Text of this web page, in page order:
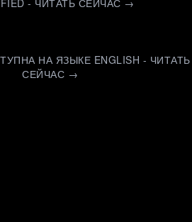
- ЧИТАТЬ СЕЙЧАС →
НА ЯЗЫКЕ ENGLISH - ЧИТАТЬ
СЕЙЧАС →